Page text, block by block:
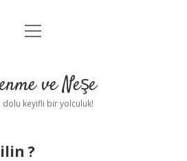
Anasayfa
Yasal Uyarı
menüyü
ve Neşe
dolu keyifli bir yolculuk!
?